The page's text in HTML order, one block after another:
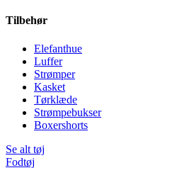
Tilbehør
Elefanthue
Luffer
Strømper
Kasket
Tørklæde
Strømpebukser
Boxershorts
Se alt tøj
Fodtøj